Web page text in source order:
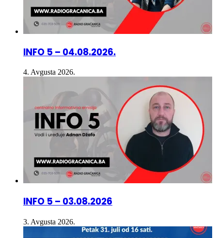
INFO 5 – 04.08.2026.
4. Avgusta 2026.
INFO 5 – 03.08.2026
3. Avgusta 2026.